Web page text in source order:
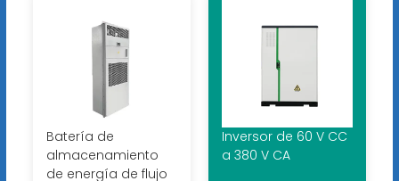
Batería de
almacenamiento
de energía de flujo
Inversor de 60 V CC
a 380 V CA